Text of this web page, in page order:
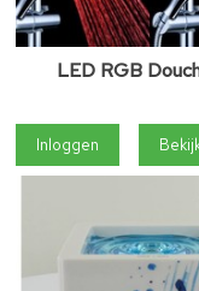
LED RGB
Inloggen